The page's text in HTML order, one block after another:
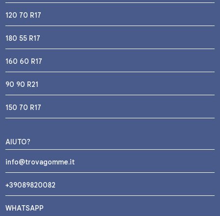
120 70 R17
180 55 R17
160 60 R17
90 90 R21
150 70 R17
AIUTO?
info@trovagomme.it
+39089820082
WHATSAPP